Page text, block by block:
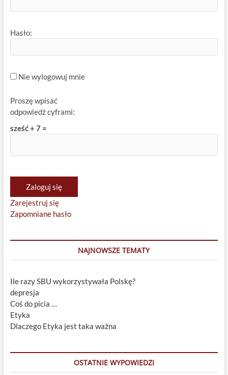
Hasło:
Nie wylogowuj mnie
Proszę wpisać
odpowiedź cyframi:
sześć + 7 =
Zaloguj się
Zarejestruj się
Zapomniane hasło
NAJNOWSZE TEMATY
Ile razy SBU wykorzystywała Polskę?
depresja
Coś do picia …
Etyka
Dlaczego Etyka jest taka ważna
OSTATNIE WYPOWIEDZI